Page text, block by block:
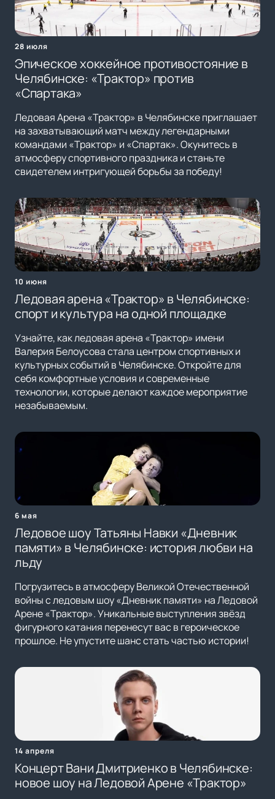
28 июля
Эпическое хоккейное противостояние в
Челябинске: «Трактор» против
«Спартака»
Ледовая Арена «Трактор» в Челябинске приглашает
на захватывающий матч между легендарными
командами «Трактор» и «Спартак». Окунитесь в
атмосферу спортивного праздника и станьте
свидетелем интригующей борьбы за победу!
10 июня
Ледовая арена «Трактор» в Челябинске:
спорт и культура на одной площадке
Узнайте, как ледовая арена «Трактор» имени
Валерия Белоусова стала центром спортивных и
культурных событий в Челябинске. Откройте для
себя комфортные условия и современные
технологии, которые делают каждое мероприятие
незабываемым.
6 мая
Ледовое шоу Татьяны Навки «Дневник
памяти» в Челябинске: история любви на
льду
Погрузитесь в атмосферу Великой Отечественной
войны с ледовым шоу «Дневник памяти» на Ледовой
Арене «Трактор». Уникальные выступления звёзд
фигурного катания перенесут вас в героическое
прошлое. Не упустите шанс стать частью истории!
14 апреля
Концерт Вани Дмитриенко в Челябинске:
новое шоу на Ледовой Арене «Трактор»